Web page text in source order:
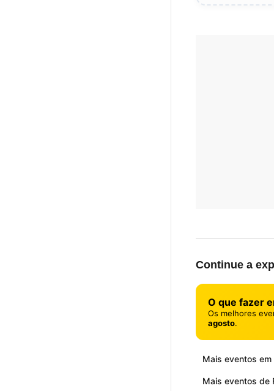
Continue a
O que fazer
Os melhores
agosto.
Mais eventos em
Mais eventos de